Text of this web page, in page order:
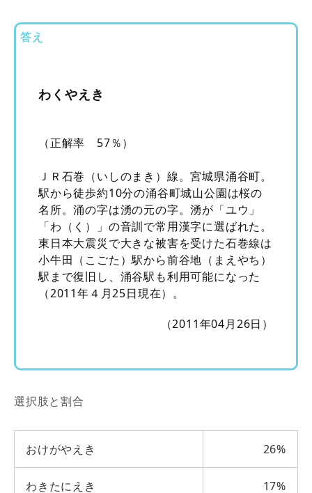
答え
わくやえき
（正解率 57％）
ＪＲ石巻（いしのまき）線。宮城県涌谷町。
駅から徒歩約10分の涌谷町城山公園は桜の
名所。涌の字は湧の元の字。湧が「ユウ」
「わ（く）」の音訓で常用漢字に選ばれた。
東日本大震災で大きな被害を受けた石巻線は
小牛田（こごた）駅から前谷地（まえやち）
駅まで復旧し、涌谷駅も利用可能になった
（2011年４月25日現在）。
（2011年04月26日）
選択肢と割合
おけがやえき 26%
わきたにえき 17%